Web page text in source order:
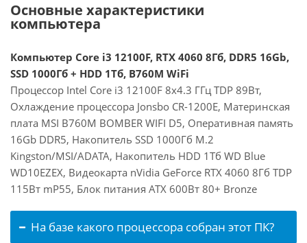
Основные характеристики
компьютера
Компьютер Core i3 12100F, RTX 4060 8Гб, DDR5 16Gb,
SSD 1000Гб + HDD 1Тб, B760M WiFi
Процессор Intel Core i3 12100F 8x4.3 ГГц TDP 89Вт,
Охлаждение процессора Jonsbo CR-1200E, Материнская
плата MSI B760M BOMBER WIFI D5, Оперативная память
16Gb DDR5, Накопитель SSD 1000Гб M.2
Kingston/MSI/ADATA, Накопитель HDD 1Тб WD Blue
WD10EZEX, Видеокарта nVidia GeForce RTX 4060 8Гб TDP
115Вт mP55, Блок питания ATX 600Вт 80+ Bronze
На базе какого процессора собран этот ПК?